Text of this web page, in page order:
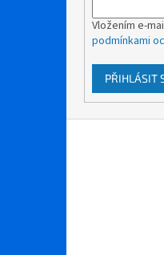
Vložením e-
podmínkami
PŘIHLÁSIT